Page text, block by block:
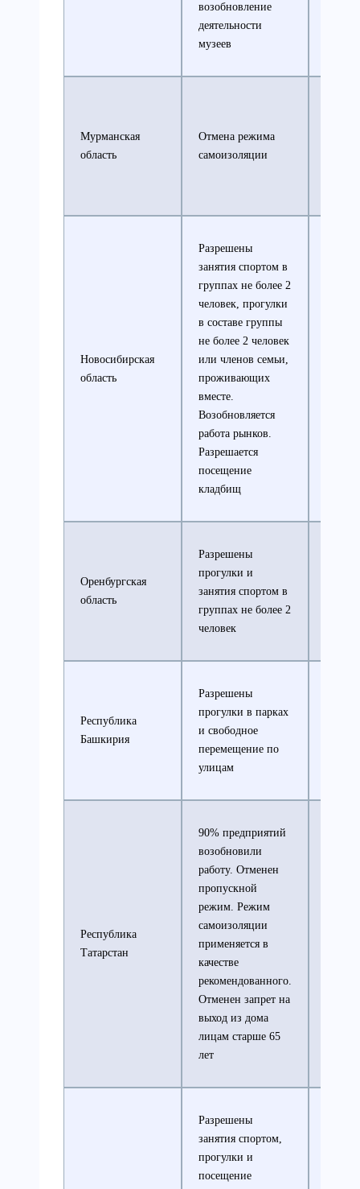
возобновление
деятельности
музеев
Мурманская
область
Отмена режима
самоизоляции
Новосибирская
область
Разрешены
занятия спортом в
группах не более 2
человек, прогулки
в составе группы
не более 2 человек
или членов семьи,
проживающих
вместе.
Возобновляется
работа рынков.
Разрешается
посещение
кладбищ
Оренбургская
область
Разрешены
прогулки и
занятия спортом в
группах не более 2
человек
Республика
Башкирия
Разрешены
прогулки в парках
и свободное
перемещение по
улицам
Республика
Татарстан
90% предприятий
возобновили
работу. Отменен
пропускной
режим. Режим
самоизоляции
применяется в
качестве
рекомендованного.
Отменен запрет на
выход из дома
лицам старше 65
лет
Разрешены
занятия спортом,
прогулки и
посещение